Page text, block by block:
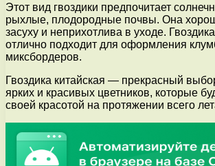
Этот вид гвоздики предпочитает
рыхлые, плодородные почвы. Она
засуху и неприхотлива в уходе.
отлично подходит для оформления
миксбордеров.
Гвоздика китайская — прекрасный
ярких и красивых цветников, которые
своей красотой на протяжении всего